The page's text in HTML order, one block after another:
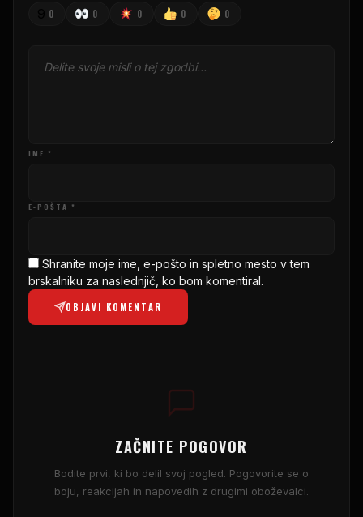
0 0 0 0 0
IME *
E-POŠTA *
Shranite moje ime, e-pošto in spletno mesto v tem
brskalniku za naslednjič, ko bom komentiral.
OBJAVI KOMENTAR
ZAČNITE POGOVOR
Bodite prvi, ki bo delil svoj pogled. Pogovorite se o
boju, reakcijah in napovedih z drugimi oboževalci.